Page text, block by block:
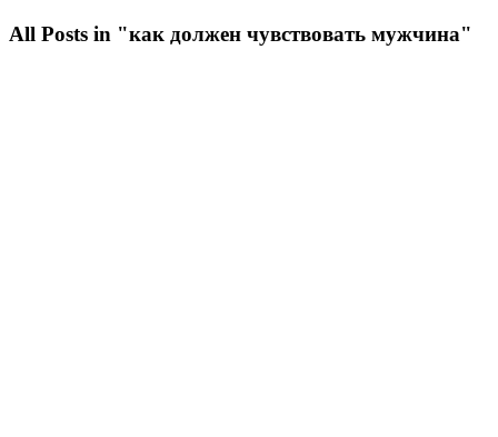
All Posts in "как должен чувствовать мужчина"